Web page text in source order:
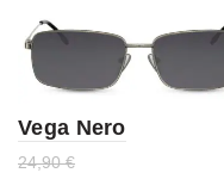
Vega Nero
24,90€